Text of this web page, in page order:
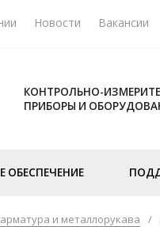
Новости Вакансии
КОНТРОЛЬНО-
ПРИБОРЫ И
ОБЕСПЕЧЕНИЕ
и металлорукава /